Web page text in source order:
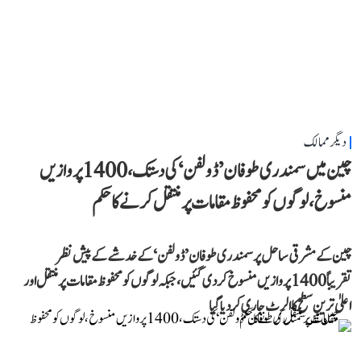
دیگر ممالک
چین میں سمندری طوفان ’ڈولفن‘ کی دستک، 1400 پروازیں
منسوخ، لوگوں کو محفوظ مقامات پر منتقل کرنے کا حکم
چین کے مشرقی ساحل پر سمندری طوفان ’ڈولفن‘ کے خدشے کے پیش نظر
تقریباً 1400 پروازیں منسوخ کر دی گئیں، جبکہ لوگوں کو محفوظ مقامات پر منتقل اور
اعلیٰ ترین سطح کا الرٹ جاری کر دیا گیا